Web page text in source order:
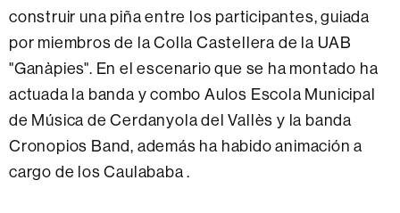
construir una piña entre los participantes, guiada
por miembros de la Colla Castellera de la UAB
"Ganàpies". En el escenario que se ha montado ha
actuada la banda y combo Aulos Escola Municipal
de Música de Cerdanyola del Vallès y la banda
Cronopios Band, además ha habido animación a
cargo de los Caulababa .